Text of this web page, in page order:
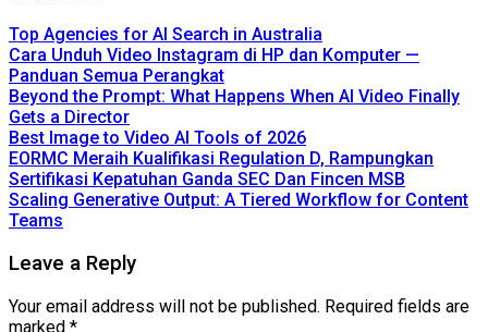
Top Agencies for AI Search in Australia
Cara Unduh Video Instagram di HP dan Komputer —
Panduan Semua Perangkat
Beyond the Prompt: What Happens When AI Video Finally
Gets a Director
Best Image to Video AI Tools of 2026
EORMC Meraih Kualifikasi Regulation D, Rampungkan
Sertifikasi Kepatuhan Ganda SEC Dan Fincen MSB
Scaling Generative Output: A Tiered Workflow for Content
Teams
Leave a Reply
Your email address will not be published. Required fields are
marked *